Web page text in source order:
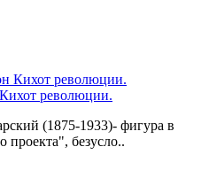
революции.
(1875-1933)- фигура в
проекта", безусло..